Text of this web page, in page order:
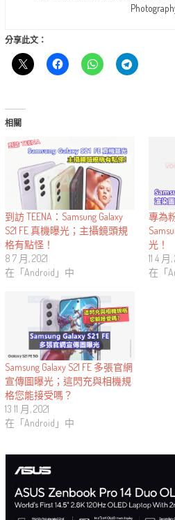
分享此文：
相關
到訪 TEENA：Samsung Galaxy
S21 FE 真機曝光；主攝鏡頭規
格有點怪！
8 7 月, 2021
在「Android」中
專為
光！
11 4 月,
在「
Samsung Galaxy S21 FE 多張官網
宣傳圖曝光；這閃充與相機規
格您能接受嗎？
13 11 月, 2021
在「Android」中